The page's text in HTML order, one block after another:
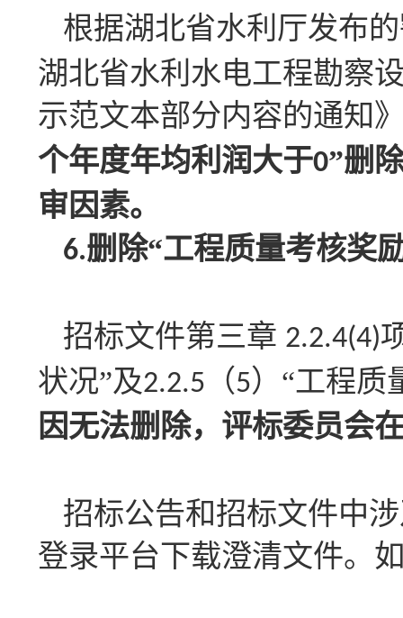
根据湖北省水利厅发布的
湖北省水利水电工程勘察
示范文本部分内容的通知
个年度年均利润大于0”删
审因素。
6.删除“工程质量考核奖
招标文件第三章 2.2.4(4)
状况”及2.2.5 （5）“工程质
因无法删除，评标委员会
招标公告和招标文件中
登录平台下载澄清文件。